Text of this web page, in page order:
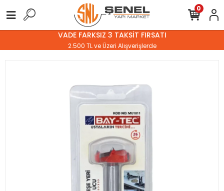
VADE FARKSIZ 3 TAKSİT FIRSATI
2.500 TL ve Üzeri Alışverişlerde
0